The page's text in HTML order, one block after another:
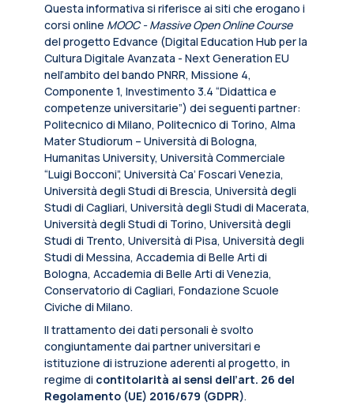
Questa informativa si riferisce ai siti che erogano i
corsi online MOOC - Massive Open Online Course
del progetto Edvance (Digital Education Hub per la
Cultura Digitale Avanzata - Next Generation EU
nell’ambito del bando PNRR, Missione 4,
Componente 1, Investimento 3.4 “Didattica e
competenze universitarie”) dei seguenti partner:
Politecnico di Milano, Politecnico di Torino, Alma
Mater Studiorum – Università di Bologna,
Humanitas University, Università Commerciale
“Luigi Bocconi”, Università Ca’ Foscari Venezia,
Università degli Studi di Brescia, Università degli
Studi di Cagliari, Università degli Studi di Macerata,
Università degli Studi di Torino, Università degli
Studi di Trento, Università di Pisa, Università degli
Studi di Messina, Accademia di Belle Arti di
Bologna, Accademia di Belle Arti di Venezia,
Conservatorio di Cagliari, Fondazione Scuole
Civiche di Milano.
Il trattamento dei dati personali è svolto
congiuntamente dai partner universitari e
istituzione di istruzione aderenti al progetto, in
regime di contitolarità ai sensi dell’art. 26 del
Regolamento (UE) 2016/679 (GDPR).